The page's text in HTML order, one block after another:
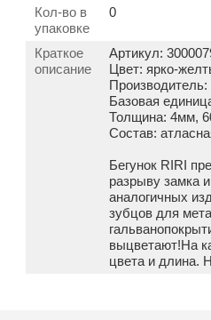
Кол-во в
упаковке
0
Краткое
описание
Артикул:
Цвет: ярко-
Производитель:
Базовая
Толщина: 4мм,
Состав:
Бегунок RIRI
разрыву замка
аналогичных
зубцов для
выцветают!На
цвета и длина.